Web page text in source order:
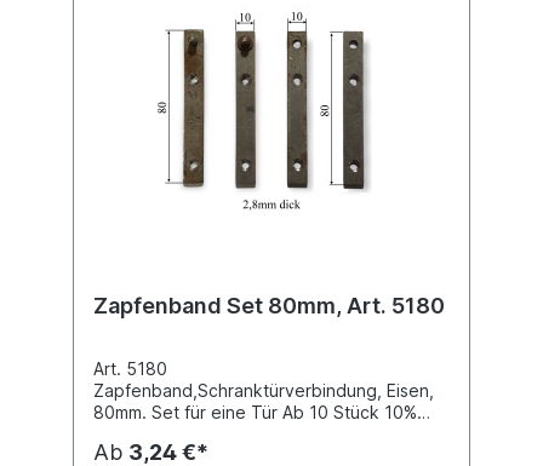
Zapfenband Set 80mm, Art. 5180
Art. 5180
Zapfenband,Schranktürverbindung, Eisen,
80mm. Set für eine Tür Ab 10 Stück 10%
Ab 3,24 €*